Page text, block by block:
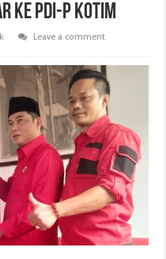
Ke PDI-P Kotim
Leave a comment